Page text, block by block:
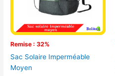
Remise : 32%
Sac Solaire Imperméable
Moyen